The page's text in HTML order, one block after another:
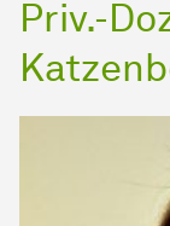
Priv.-